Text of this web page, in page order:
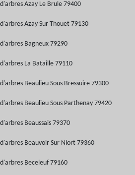
Azay Le Brule 79400
Azay Sur Thouet 79130
Bagneux 79290
La Bataille 79110
Beaulieu Sous Bressuire 79300
Beaulieu Sous Parthenay 79420
Beaussais 79370
Beauvoir Sur Niort 79360
Beceleuf 79160